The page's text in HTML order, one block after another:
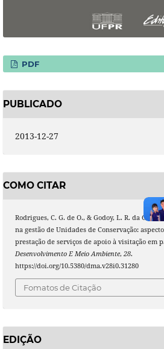
PDF
PUBLICADO
2013-12-27
COMO CITAR
Rodrigues, C. G. de O., & Godoy, L. R. da C.
na gestão de Unidades de Conservação:
prestação de serviços de apoio à visitação em
Desenvolvimento E Meio Ambiente, 28.
https://doi.org/10.5380/dma.v28i0.31280
Fomatos de Citação
EDIÇÃO